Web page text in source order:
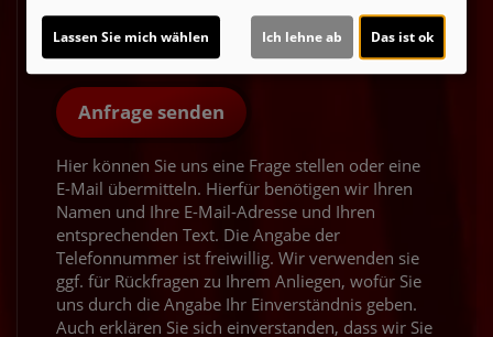
Anfrage senden
Hier können Sie uns eine Frage stellen oder eine
E-Mail übermitteln. Hierfür benötigen wir Ihren
Namen und Ihre E-Mail-Adresse und Ihren
entsprechenden Text. Die Angabe der
Telefonnummer ist freiwillig. Wir verwenden sie
ggf. für Rückfragen zu Ihrem Anliegen, wofür Sie
uns durch die Angabe Ihr Einverständnis geben.
Auch erklären Sie sich einverstanden, dass wir Sie
Lassen Sie mich wählen Ich lehne ab Das ist ok